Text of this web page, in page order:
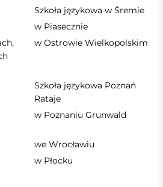
Szkoła językowa w Śremie
w Piasecznie
w Ostrowie Wielkopolskim
Szkoła językowa Poznań
Rataje
w Poznaniu Grunwald
we Wrocławiu
w Płocku